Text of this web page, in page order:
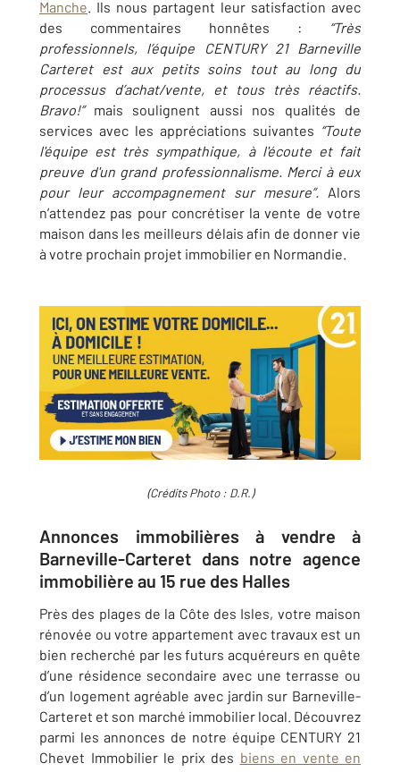
Manche. Ils nous partagent leur satisfaction avec
des commentaires honnêtes :
“Très
professionnels, l’équipe CENTURY 21 Barneville
Carteret est aux petits soins tout au long du
processus d’achat/vente, et tous très réactifs.
Bravo!”mais soulignent aussi nos qualités de
services avec les appréciations suivantes “Toute
l'équipe est très sympathique, à l'écoute et fait
preuve d'un grand professionnalisme. Merci à eux
pour leur accompagnement sur mesure”. Alors
n’attendez pas pour concrétiser la vente de votre
maison dans les meilleurs délais afin de donner vie
à votre prochain projet immobilier en Normandie.
(Crédits Photo : D.R.)
Annonces immobilières à vendre à
Barneville-Carteret dans notre agence
immobilière au 15 rue des Halles
Près des plages de la Côte des Isles, votre maison
rénovée ou votre appartement avec travaux est un
bien recherché par les futurs acquéreurs en quête
d’une résidence secondaire avec une terrasse ou
d’un logement agréable avec jardin sur Barneville-
Carteret et son marché immobilier local. Découvrez
parmi les annonces de notre équipe CENTURY 21
Chevet Immobilierle prix des biens en vente en